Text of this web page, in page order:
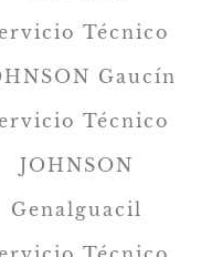
Técnico
Gaucín
Técnico
JOHNSON
Genalguacil